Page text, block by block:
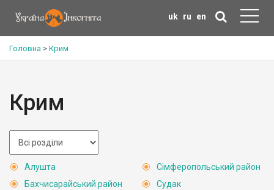
uk ru en
Головна > Крим
Крим
Алушта
Бахчисарайський район
Сімферопольський район
Судак